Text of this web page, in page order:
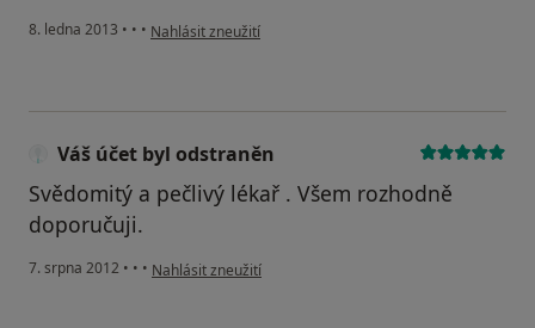
8. ledna 2013 • • • podle názoru uživatele Váš účet byl odstraněn
Nahlásit zneužití
Váš účet byl odstraněn
Svědomitý a pečlivý lékař . Všem rozhodně
doporučuji.
7. srpna 2012 • • • podle názoru uživatele Váš účet byl odstraněn
Nahlásit zneužití